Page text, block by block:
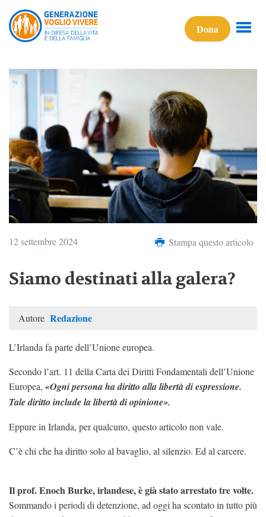
Dona
12 settembre 2024 Stampa questo articolo
Siamo destinati alla galera?
Autore Redazione
L’Irlanda fa parte dell’Unione europea.
Secondo l’art. 11 della Carta dei Diritti Fondamentali dell’Unione
Europea, «Ogni persona ha diritto alla libertà di espressione.
Tale diritto include la libertà di opinione».
Eppure in Irlanda, per qualcuno, questo articolo non vale.
C’è chi che ha diritto solo al bavaglio, al silenzio. Ed al carcere.
Il prof. Enoch Burke, irlandese, è già stato arrestato tre volte.
Sommando i periodi di detenzione, ad oggi ha scontato in tutto più